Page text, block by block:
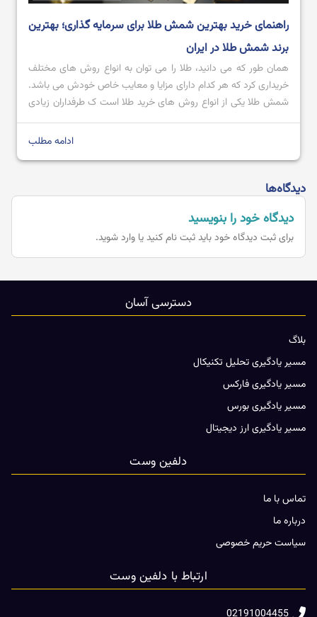
راهنمای خرید بهترین شمش طلا برای سرمایه گذاری؛ بهترین
برند شمش طلا در ایران
همان طور که می دانید، طلا را می توان به انواع روش های مختلف
خریداری کرد که هر کدام دارای مزایا و معایب خاص خودش می باشد.
شمش طلا یکی از انواع روش های خرید طلا است ک طرفداران زیادی
در سراسر جهان دارد و افرادی که قصد سرمایه گذاری در طلا دارند،
ادامه مطلب
دیدگاه‌ها
دیدگاه خود را بنویسید
برای ثبت دیدگاه خود بایدثبت نام کنید یا وارد شوید.
دسترسی آسان
بلاگ
مسیر یادگیری تحلیل تکنیکال
مسیر یادگیری فارکس
مسیر یادگیری بورس
مسیر یادگیری ارز دیجیتال
دلفین وست
تماس با ما
درباره ما
سیاست حریم خصوصی
ارتباط با دلفین وست